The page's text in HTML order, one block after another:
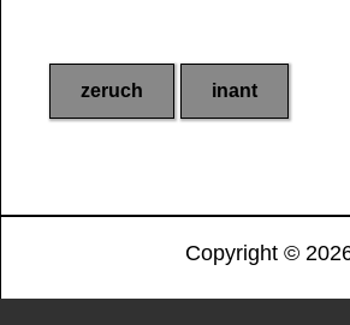
zeruch inant
Copyright ©